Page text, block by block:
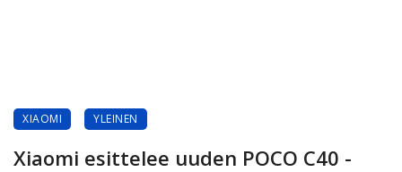
XIAOMI YLEINEN
Xiaomi esittelee uuden POCO C40 -